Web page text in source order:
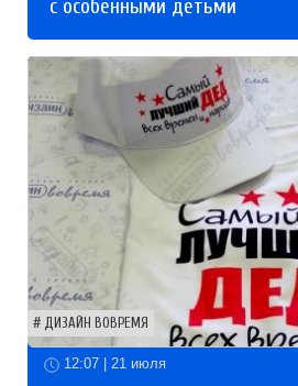
с особенными детьми
ДИЗАЙН ВОВРЕМЯ
12:07 | 21 июля